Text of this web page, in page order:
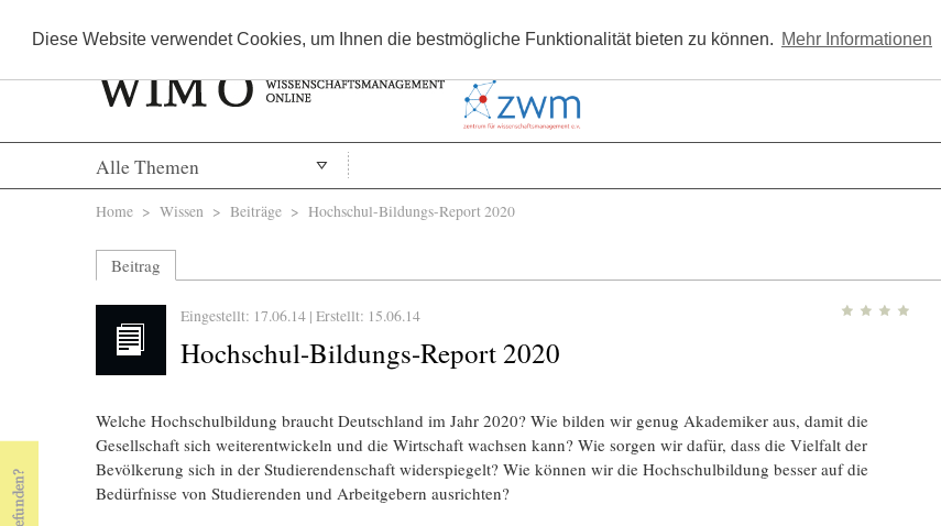
Diese Website verwendet Cookies, um Ihnen die bestmögliche Funktionalität bieten zu können. Mehr Informationen
Kostenlos registrieren
Alle Themen
Sie sind hier
Home > Wissen > Beiträge > Hochschul-Bildungs-Report 2020
Beitrag
Eingestellt: 17.06.14 | Erstellt: 15.06.14
Hochschul-Bildungs-Report 2020
Welche Hochschulbildung braucht Deutschland im Jahr 2020? Wie bilden wir genug Akademiker aus, damit die
Gesellschaft sich weiterentwickeln und die Wirtschaft wachsen kann? Wie sorgen wir dafür, dass die Vielfalt der
Bevölkerung sich in der Studierendenschaft widerspiegelt? Wie können wir die Hochschulbildung besser auf die
Bedürfnisse von Studierenden und Arbeitgebern ausrichten?